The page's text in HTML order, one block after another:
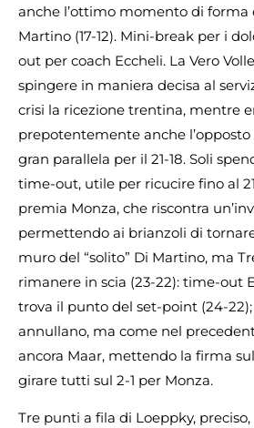
anche l’ottimo momento di forma
Martino (17-12). Mini-break per i
out per coach Eccheli. La Vero
spingere in maniera decisa al
crisi la ricezione trentina, mentre
prepotentemente anche l’opposto
gran parallela per il 21-18. Soli
time-out, utile per ricucire fino al
premia Monza, che riscontra
permettendo ai brianzoli di
muro del “solito” Di Martino, ma
rimanere in scia (23-22): time-out
trova il punto del set-point (24-
annullano, ma come nel
ancora Maar, mettendo la firma
girare tutti sul 2-1 per Monza.
Tre punti a fila di Loeppky,